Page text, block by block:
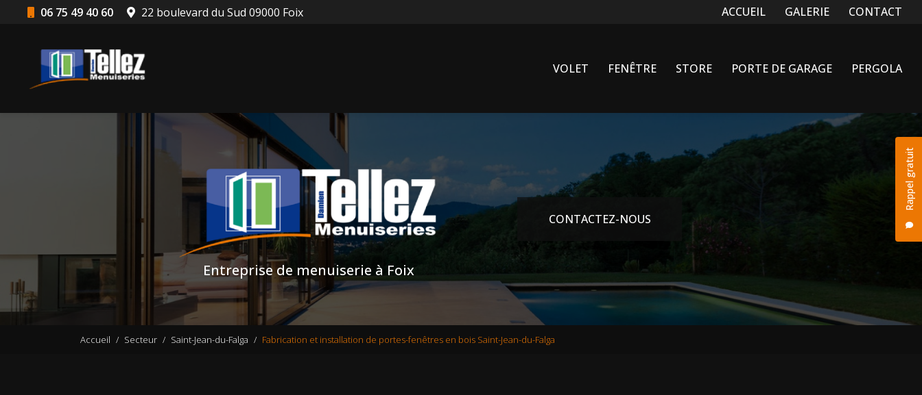
06 75 49 40 60 22 boulevard du Sud 09000 Foix Navigation secondaire
ACCUEIL GALERIE CONTACT
Rappel gratuit
VOLET FENÊTRE STORE PORTE DE GARAGE PERGOLA
Entreprise de menuiserie à Foix
CONTACTEZ-NOUS
Accueil Secteur Saint-Jean-du-Falga Fabrication et installation de portes-fenêtres en bois Saint-Jean-du-Falga